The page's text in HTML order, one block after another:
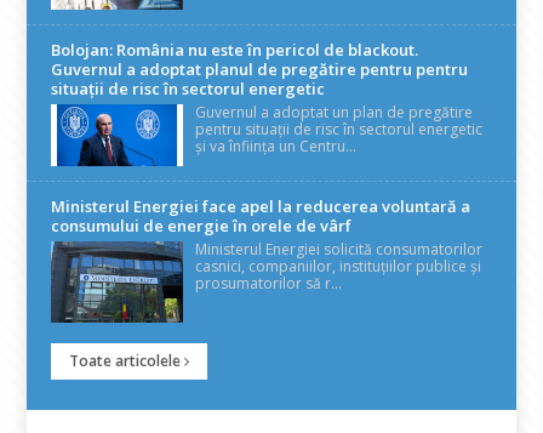
Bolojan: România nu este în pericol de blackout.
Guvernul a adoptat planul de pregătire pentru pentru
situații de risc în sectorul energetic
Guvernul a adoptat un plan de pregătire
pentru situații de risc în sectorul energetic
și va înființa un Centru...
Ministerul Energiei face apel la reducerea voluntară a
consumului de energie în orele de vârf
Ministerul Energiei solicită consumatorilor
casnici, companiilor, instituțiilor publice și
prosumatorilor să r...
Toate articolele